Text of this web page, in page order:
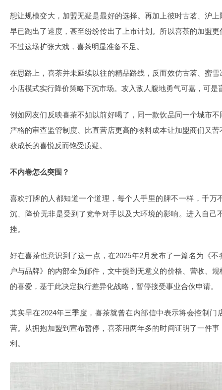
想让规模变大，加盟无疑是最好的选择。再加上彼时古茗、沪
早已跑出了速度，甚至纷纷传出了上市计划。所以喜茶的加盟
不过这场扩张大戏，喜茶明显准备不足。
在思路上，喜茶并未延续以往的精品路线，反而效仿古茗、蜜
小店模式实行降价策略下沉市场。攻入敌人腹地勇气可嘉，可是
例如网友们反映喜茶不如以前好喝了，同一款饮品同一个城市
严格的审查监管制度、比直营店更高的物料成本让加盟商们又
获成长的喜悦反而饱受质疑。
不内卷怎么突围？
喜欢打牌的人都知道一个道理，每个人手里的牌不一样，千万
沉、降价无非是受到了竞争对手以及大环境的影响。进入自己
挫。
好在喜茶也意识到了这一点，在2025年2月发布了一篇名为《
户与品牌》的内部全员邮件，文中提到无意义的价格、营收、
的喜爱，基于此决定执行差异化战略，暂停接受事业合伙申请。
其实早在2024年三季度，喜茶就曾在内部信中表示将会控制门
营。从拥抱加盟到宣布暂停，喜茶用两年多的时间证明了一件
利。